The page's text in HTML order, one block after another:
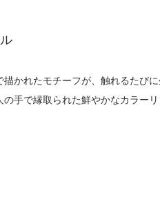
かれたモチーフが、触れるたび
手で縁取られた鮮やかなカラー